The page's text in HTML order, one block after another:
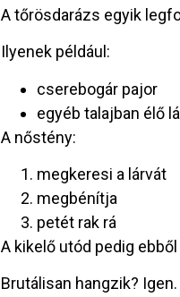
A tőrösdarázs egyik
Ilyenek például:
cserebogár pajor
egyéb talajban élő
A nőstény:
megkeresi a lárvát
megbénítja
petét rak rá
A kikelő utód pedig
Brutálisan hangzik? Igen.